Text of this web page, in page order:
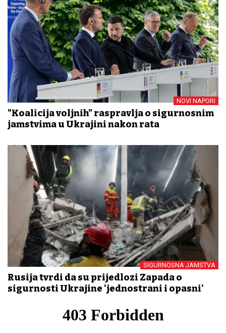
NOVI NAPORI
"Koalicija voljnih" raspravlja o sigurnosnim
jamstvima u Ukrajini nakon rata
SIGURNOSNA JAMSTVA
Rusija tvrdi da su prijedlozi Zapada o
sigurnosti Ukrajine 'jednostrani i opasni'